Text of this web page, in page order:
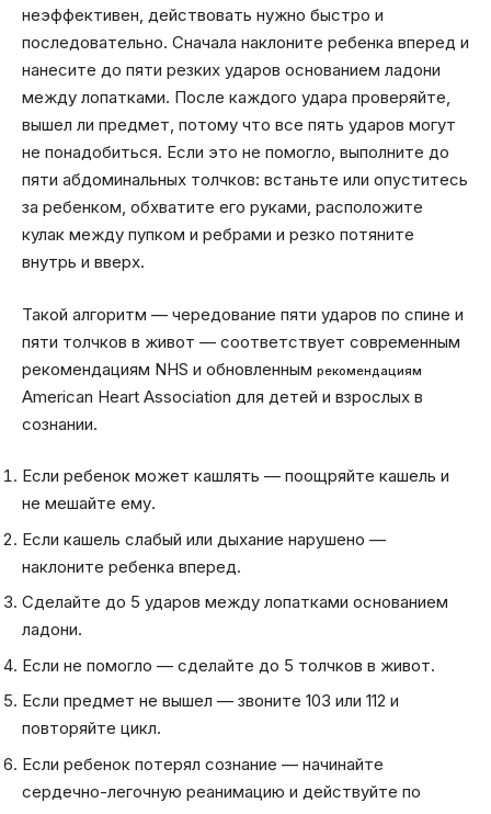
неэффективен, действовать нужно быстро и
последовательно. Сначала наклоните ребенка вперед и
нанесите до пяти резких ударов основанием ладони
между лопатками. После каждого удара проверяйте,
вышел ли предмет, потому что все пять ударов могут
не понадобиться. Если это не помогло, выполните до
пяти абдоминальных толчков: встаньте или опуститесь
за ребенком, обхватите его руками, расположите
кулак между пупком и ребрами и резко потяните
внутрь и вверх.
Такой алгоритм — чередование пяти ударов по спине и
пяти толчков в живот — соответствует современным
рекомендациям NHS и обновленным рекомендациям
American Heart Association для детей и взрослых в
сознании.
Если ребенок может кашлять — поощряйте кашель и
не мешайте ему.
Если кашель слабый или дыхание нарушено —
наклоните ребенка вперед.
Сделайте до 5 ударов между лопатками основанием
ладони.
Если не помогло — сделайте до 5 толчков в живот.
Если предмет не вышел — звоните 103 или 112 и
повторяйте цикл.
Если ребенок потерял сознание — начинайте
сердечно-легочную реанимацию и действуйте по